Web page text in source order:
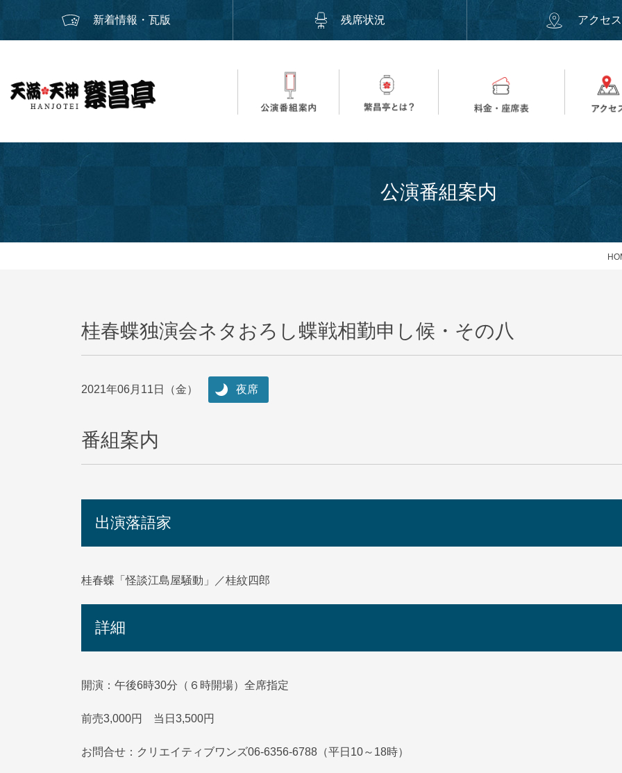
新着情報・瓦版 残席状況 アクセス
公演番組案内
桂春蝶独演会ネタおろし蝶戦相勤申し候・その八
2021年06月11日（金） 夜席
番組案内
出演落語家
桂春蝶「怪談江島屋騒動」／桂紋四郎
詳細
開演：午後6時30分（６時開場）全席指定
前売3,000円 当日3,500円
お問合せ：クリエイティブワンズ06-6356-6788（平日10～18時）